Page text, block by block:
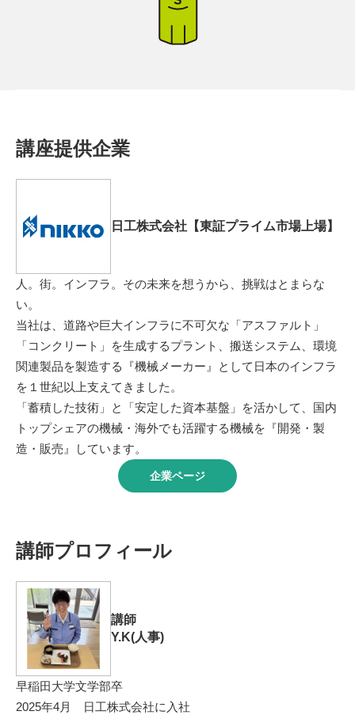
講座提供企業
日工株式会社【東証プライム市場上場】
人。街。インフラ。その未来を想うから、挑戦はとまらな
い。
当社は、道路や巨大インフラに不可欠な「アスファルト」
「コンクリート」を生成するプラント、搬送システム、環境
関連製品を製造する『機械メーカー』として日本のインフラ
を１世紀以上支えてきました。
「蓄積した技術」と「安定した資本基盤」を活かして、国内
トップシェアの機械・海外でも活躍する機械を『開発・製
造・販売』しています。
企業ページ
講師プロフィール
講師
Y.K(人事)
早稲田大学文学部卒
2025年4月 日工株式会社に入社